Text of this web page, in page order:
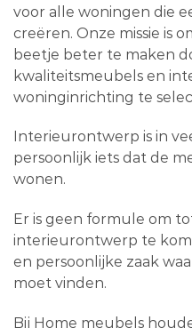
voor alle woningen die
creëren. Onze missie is
beetje beter te maken
kwaliteitsmeubels en
woninginrichting te
Interieurontwerp is in
persoonlijk iets dat de
wonen.
Er is geen formule om
interieurontwerp te
en persoonlijke zaak
moet vinden.
Bij Home meubels